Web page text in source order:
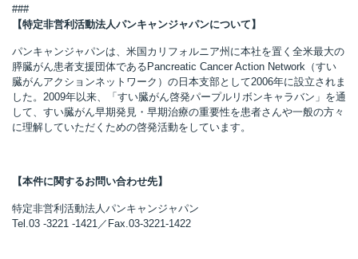
###
【特定非営利活動法人パンキャンジャパンについて】
パンキャンジャパンは、米国カリフォルニア州に本社を置く全米最大の
膵臓がん患者支援団体であるPancreatic Cancer Action Network（すい
臓がんアクションネットワーク）の日本支部として2006年に設立されま
した。2009年以来、「すい臓がん啓発パープルリボンキャラバン」を通
して、すい臓がん早期発見・早期治療の重要性を患者さんや一般の方々
に理解していただくための啓発活動をしています。
【本件に関するお問い合わせ先】
特定非営利活動法人パンキャンジャパン
Tel.03 -3221 -1421／Fax.03-3221-1422